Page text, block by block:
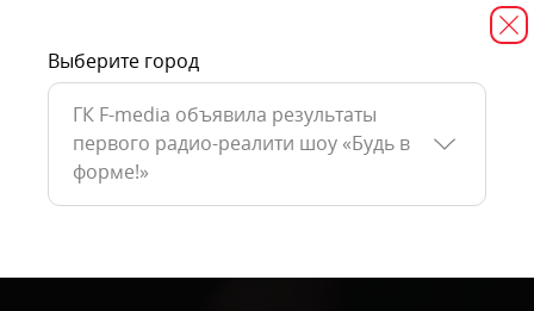
Выберите город
ГК F-media объявила результаты
первого радио-реалити шоу «Будь в
форме!»